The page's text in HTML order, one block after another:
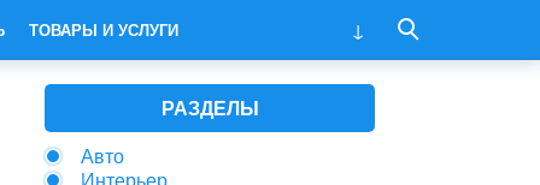
ТОВАРЫ И УСЛУГИ
РАЗДЕЛЫ
Авто